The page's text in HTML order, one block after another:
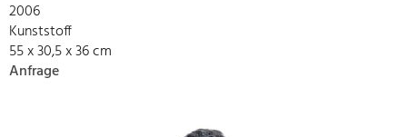
2006
Kunststoff
55 x 30,5 x 36 cm
Anfrage